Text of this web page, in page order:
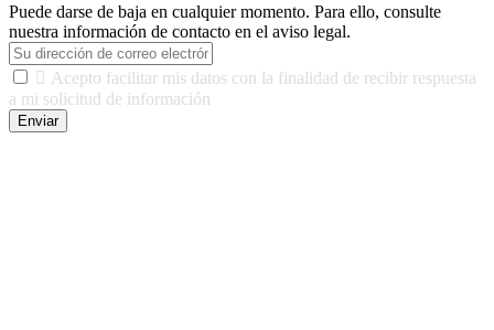
Puede darse de baja en cualquier momento. Para ello, consulte
nuestra información de contacto en el aviso legal.
 Acepto facilitar mis datos con la finalidad de recibir respuesta
a mi solicitud de información
Enviar